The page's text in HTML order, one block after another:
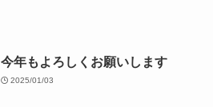
今年もよろしくお願いします
2025/01/03